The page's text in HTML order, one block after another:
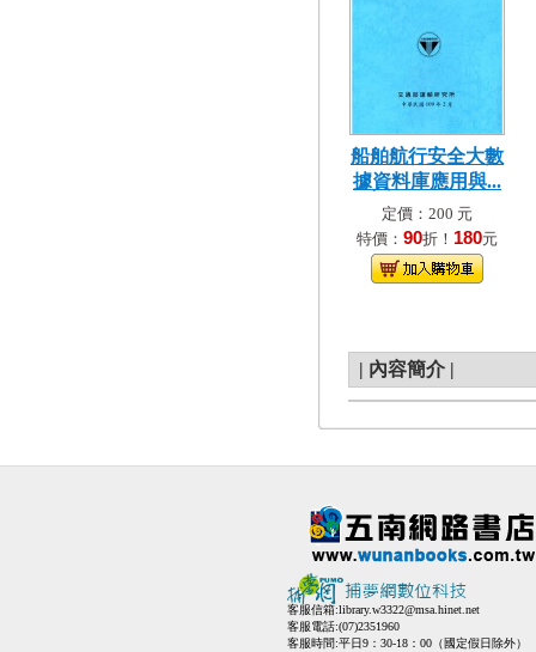
船舶航行安全大數
據資料庫應用與...
定價：200 元
特價： 90折！ 180元
| 內容簡介 |
客服信箱:library.w3322@msa.hinet.net
客服電話:(07)2351960
客服時間:平日9：30-18：00（國定假日除外）